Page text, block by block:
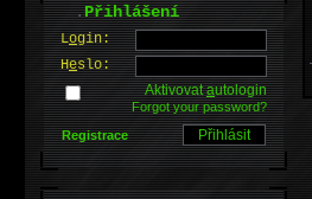
.Přihlášení
Login:
Heslo:
Aktivovatautologin
Forgot your password?
Registrace